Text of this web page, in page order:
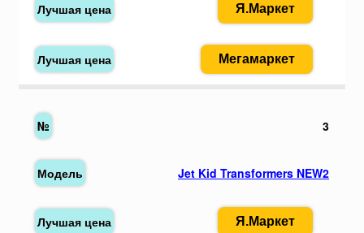
Я.Маркет
Мегамаркет
3
Jet Kid Transformers NEW2
Я.Маркет